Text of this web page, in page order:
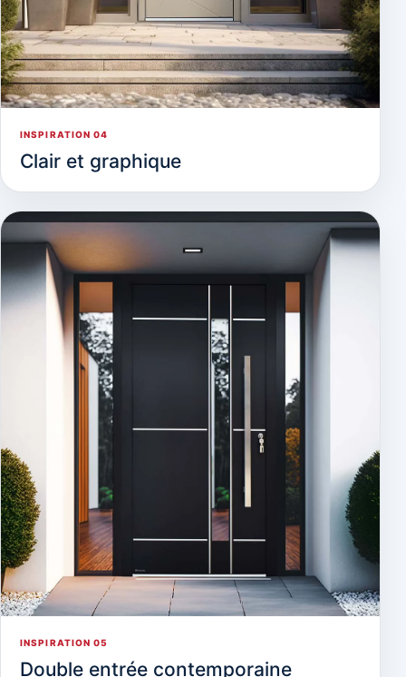
INSPIRATION 04
Clair et graphique
INSPIRATION 05
Double entrée contemporaine